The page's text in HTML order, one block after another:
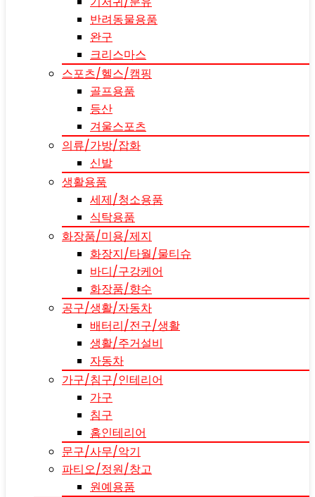
반려동물용품
완구
크리스마스
스포츠/헬스/캠핑
골프용품
등산
겨울스포츠
의류/가방/잡화
신발
생활용품
세제/청소용품
식탁용품
화장품/미용/제지
화장지/타월/물티슈
바디/구강케어
화장품/향수
공구/생활/자동차
배터리/전구/생활
생활/주거설비
자동차
가구/침구/인테리어
가구
침구
홈인테리어
문구/사무/악기
파티오/정원/창고
원예용품